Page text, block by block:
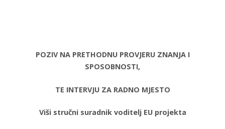
POZIV NA PRETHODNU PROVJERU ZNANJA I
SPOSOBNOSTI,
TE INTERVJU ZA RADNO MJESTO
Viši stručni suradnik voditelj EU projekta